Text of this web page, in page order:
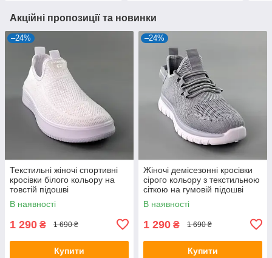
Акційні пропозиції та новинки
–24%
Текстильні жіночі спортивні
кросівки білого кольору на
товстій підошві
В наявності
1 290 ₴ 1 690 ₴
Купити
–24%
Жіночі демісезонні кросівки
сірого кольору з текстильною
сіткою на гумовій підошві
В наявності
1 290 ₴ 1 690 ₴
Купити